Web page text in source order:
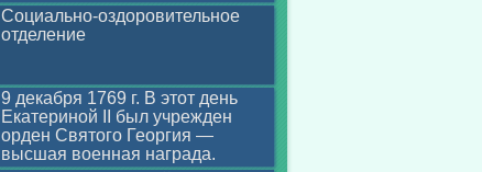
Социально-оздоровительное
отделение
9 декабря 1769 г. В этот день
Екатериной II был учрежден
орден Святого Георгия —
высшая военная награда.